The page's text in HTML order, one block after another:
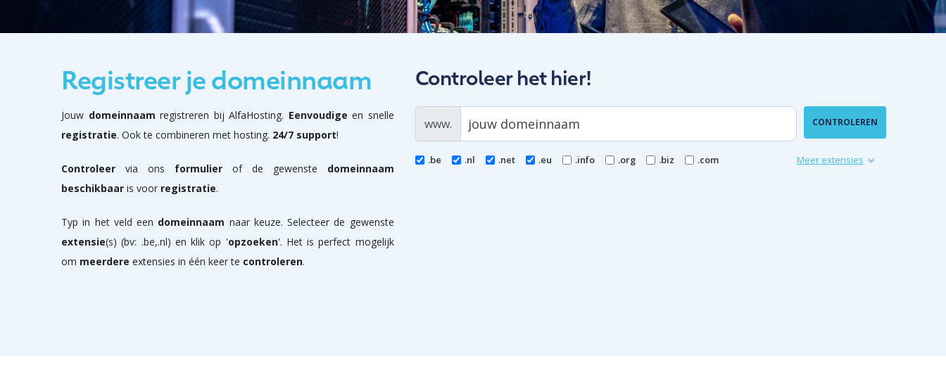
Registreer je domeinnaam
Jouw domeinnaam registreren bij AlfaHosting. Eenvoudige en snelle
registratie. Ook te combineren met hosting. 24/7 support!
Controleer via ons formulierof de gewenste domeinnaam
beschikbaar is voor registratie.
Typ in het veld een domeinnaam naar keuze. Selecteer de gewenste
extensie(s) (bv: .be,.nl) en klik op 'opzoeken'. Het is perfect mogelijk
om meerdere extensies in één keer te controleren.
Controleer het hier!
www. CONTROLEREN
.be .nl .net .eu .info .org .biz .com Meer extensies